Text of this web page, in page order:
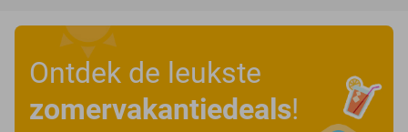
Ontdek de leukste
zomervakantiedeals!